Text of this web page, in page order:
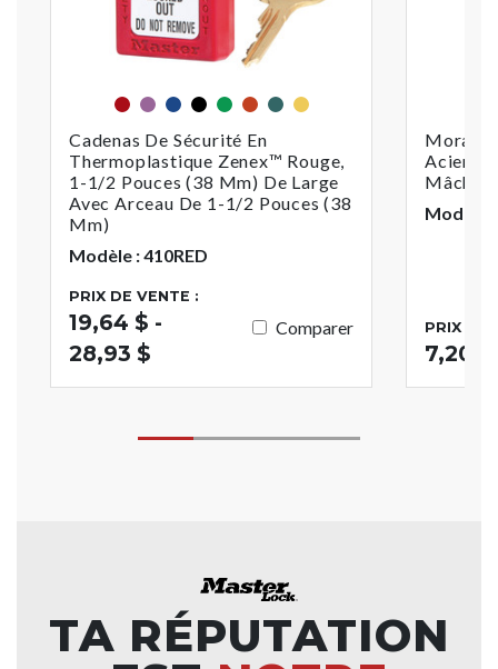
RougeViolet
BleuNoirVertOrange
Sarcelle
jaune
Cadenas De Sécurité En
Thermoplastique Zenex™ Rouge,
1-1/2 Pouces (38 Mm) De Large
Avec Arceau De 1-1/2 Pouces (38
Mm)
Modèle : 410RED
PRIX DE VENTE :
19,64 $ -
28,93 $
Comparer
Acier,
Modèle
PRIX DE
7,20 $
TA RÉPUTATION